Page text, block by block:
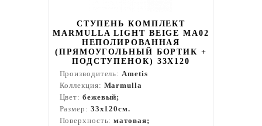
СТУПЕНЬ КОМПЛЕКТ
MARMULLA LIGHT BEIGE MA02
НЕПОЛИРОВАННАЯ
(ПРЯМОУГОЛЬНЫЙ БОРТИК +
ПОДСТУПЕНОК) 33X120
Производитель:Ametis
Коллекция: Marmulla
Цвет: бежевый;
Размер: 33x120см.
Поверхность:матовая;